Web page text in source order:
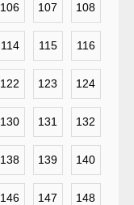
106 107 108
114 115 116
122 123 124
130 131 132
138 139 140
146 147 148